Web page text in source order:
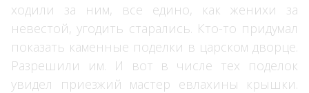
ходили за ним, все едино, как женихи за
невестой, угодить старались. Кто-то придумал
показать каменные поделки в царском дворце.
Разрешили им. И вот в числе тех поделок
увидел приезжий мастер евлахины крышки.